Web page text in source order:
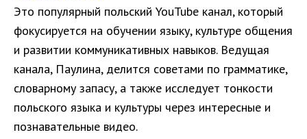
Это популярный польский YouTube канал, который
фокусируется на обучении языку, культуре общения
и развитии коммуникативных навыков. Ведущая
канала, Паулина, делится советами по грамматике,
словарному запасу, а также исследует тонкости
польского языка и культуры через интересные и
познавательные видео.